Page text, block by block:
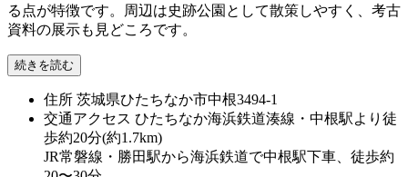
る点が特徴です。周辺は史跡公園として散策しやすく、考古
資料の展示も見どころです。
続きを読む
住所 茨城県ひたちなか市中根3494-1
交通アクセス ひたちなか海浜鉄道湊線・中根駅より徒
歩約20分(約1.7km)
JR常磐線・勝田駅から海浜鉄道で中根駅下車、徒歩約